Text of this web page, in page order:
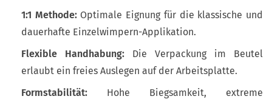
1:1 Methode:Optimale Eignung für die klassische und
dauerhafte Einzelwimpern-Applikation.
Flexible Handhabung: Die Verpackung im Beutel
erlaubt ein freies Auslegen auf der Arbeitsplatte.
Formstabilität: Hohe Biegsamkeit, extreme